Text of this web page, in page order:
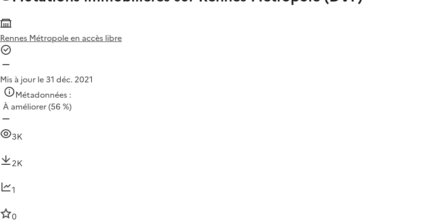
Rennes Métropole en accès libre
Mis à jour le 31 déc. 2021
Métadonnées :
À améliorer(56 %)
3K
2K
1
0